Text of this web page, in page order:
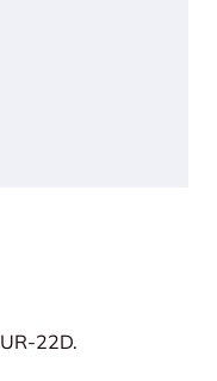
22D.